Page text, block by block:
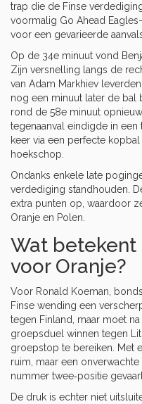
trap die de Finse
voormalig Go Ahead
voor een gevarieerde
Op de 34e minuut vond
Zijn versnelling langs de
van Adam Markhiev
nog een minuut later de bal
rond de 58e minuut
tegenaanval eindigde in
keer via een perfecte kopbal
hoekschop.
Ondanks enkele late
verdediging standhouden.
extra punten op, waardoor
Oranje en Polen.
Wat betekent
voor Oranje?
Voor Ronald Koeman ,
Finse wending een
tegen Finland, maar moet
groepsduel winnen tegen
groepstop te bereiken. Met
ruim, maar een
nummer twee‑positie
De druk is echter niet